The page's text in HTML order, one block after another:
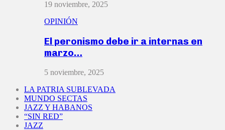
19 noviembre, 2025
OPINIÓN
El peronismo debe ir a internas en
marzo…
5 noviembre, 2025
LA PATRIA SUBLEVADA
MUNDO SECTAS
JAZZ Y HABANOS
“SIN RED”
JAZZ